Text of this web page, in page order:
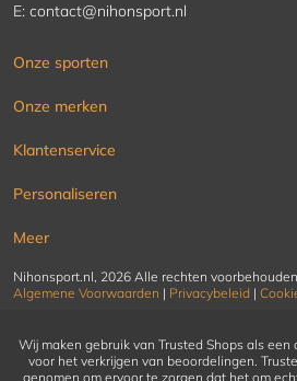
E: contact@nihonsport.nl
Onze sporten
Onze merken
Klantenservice
Personaliseren
Meer
Nihonsport.nl, 2026 Alle rechten voorbehouden
Algemene Voorwaarden | Privacybeleid |
Wij maken gebruik van Trusted Shops als
voor het verkrijgen van beoordelingen.
genomen om ervoor te zorgen dat het om